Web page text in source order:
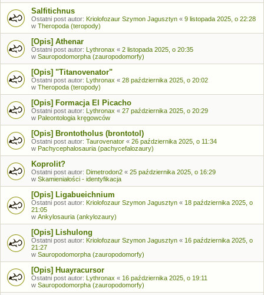
Salfitichnus
Ostatni post autor: Kriolofozaur Szymon Jagusztyn « 9 listopada 2025, o 22:28
w Theropoda (teropody)
[Opis] Athenar
Ostatni post autor: Lythronax « 2 listopada 2025, o 20:35
w Sauropodomorpha (zauropodomorfy)
[Opis] "Titanovenator"
Ostatni post autor: Lythronax « 28 października 2025, o 20:02
w Theropoda (teropody)
[Opis] Formacja El Picacho
Ostatni post autor: Lythronax « 27 października 2025, o 20:29
w Paleontologia kręgowców
[Opis] Brontotholus (brontotol)
Ostatni post autor: Taurovenator « 26 października 2025, o 11:34
w Pachycephalosauria (pachycefalozaury)
Koprolit?
Ostatni post autor: Dimetrodon2 « 25 października 2025, o 16:29
w Skamieniałości - identyfikacja
[Opis] Ligabueichnium
Ostatni post autor: Kriolofozaur Szymon Jagusztyn « 18 października 2025, o
21:05
w Ankylosauria (ankylozaury)
[Opis] Lishulong
Ostatni post autor: Kriolofozaur Szymon Jagusztyn « 16 października 2025, o
21:27
w Sauropodomorpha (zauropodomorfy)
[Opis] Huayracursor
Ostatni post autor: Lythronax « 16 października 2025, o 19:11
w Sauropodomorpha (zauropodomorfy)